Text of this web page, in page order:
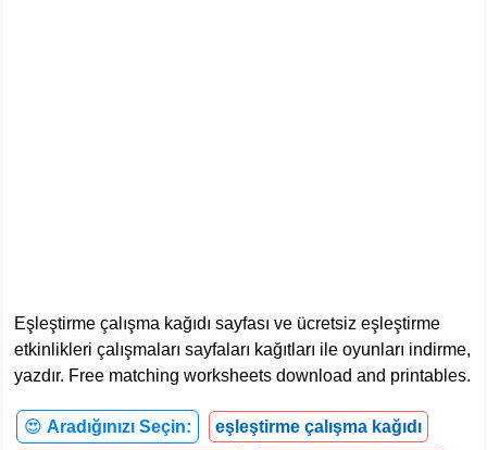
Eşleştirme çalışma kağıdı sayfası ve ücretsiz eşleştirme
etkinlikleri çalışmaları sayfaları kağıtları ile oyunları indirme,
yazdır. Free matching worksheets download and printables.
😍 Aradığınızı Seçin: eşleştirme çalışma kağıdı